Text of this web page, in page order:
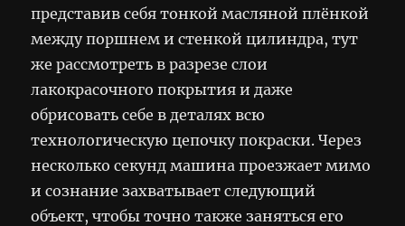
представив себя тонкой масляной плёнкой
между поршнем и стенкой цилиндра, тут
же рассмотреть в разрезе слои
лакокрасочного покрытия и даже
обрисовать себе в деталях всю
технологическую цепочку покраски. Через
несколько секунд машина проезжает мимо
и сознание захватывает следующий
объект, чтобы точно также заняться его